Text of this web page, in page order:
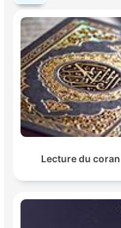
Lecture du coran